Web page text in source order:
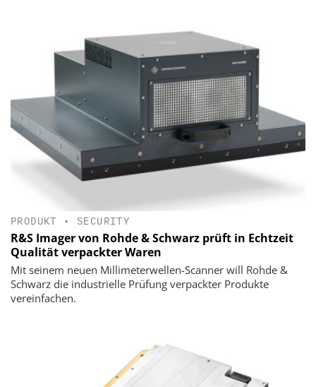
PRODUKT • SECURITY
R&S Imager von Rohde & Schwarz prüft in Echtzeit
Qualität verpackter Waren
Mit seinem neuen Millimeterwellen-Scanner will Rohde &
Schwarz die industrielle Prüfung verpackter Produkte
vereinfachen.